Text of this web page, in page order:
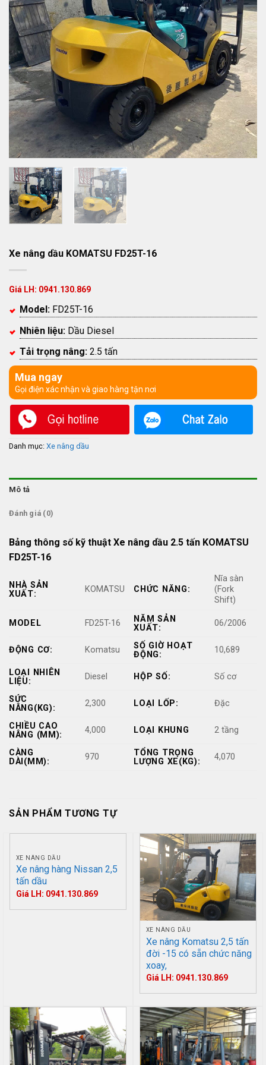
Xe nâng dầu KOMATSU FD25T-16
Giá LH: 0941.130.869
Model: FD25T-16
Nhiên liệu: Dầu Diesel
Tải trọng nâng: 2.5 tấn
Mua ngay
Gọi điện xác nhận và giao hàng tận nơi
Danh mục: Xe nâng dầu
Mô tả
Đánh giá (0)
Bảng thông số kỹ thuật Xe nâng dầu 2.5 tấn KOMATSU
FD25T-16
NHÀ SẢN
XUẤT:
KOMATSU CHỨC NĂNG:
Nĩa sàn
(Fork
Shift)
MODEL FD25T-16
NĂM SẢN
XUẤT:
06/2006
ĐỘNG CƠ: Komatsu
SỐ GIỜ HOẠT
ĐỘNG:
10,689
LOẠI NHIÊN
LIỆU:
Diesel HỘP SỐ: Số cơ
SỨC
NÂNG(KG):
2,300 LOẠI LỐP: Đặc
CHIỀU CAO
NÂNG (MM):
4,000 LOẠI KHUNG 2 tầng
CÀNG
DÀI(MM):
970
TỔNG TRỌNG
LƯỢNG XE(KG):
4,070
SẢN PHẨM TƯƠNG TỰ
XE NÂNG DẦU
Xe nâng hàng Nissan 2,5
tấn dầu
Giá LH: 0941.130.869
XE NÂNG DẦU
Xe nâng Komatsu 2,5 tấn
đời -15 có sẵn chức năng
xoay,
Giá LH: 0941.130.869